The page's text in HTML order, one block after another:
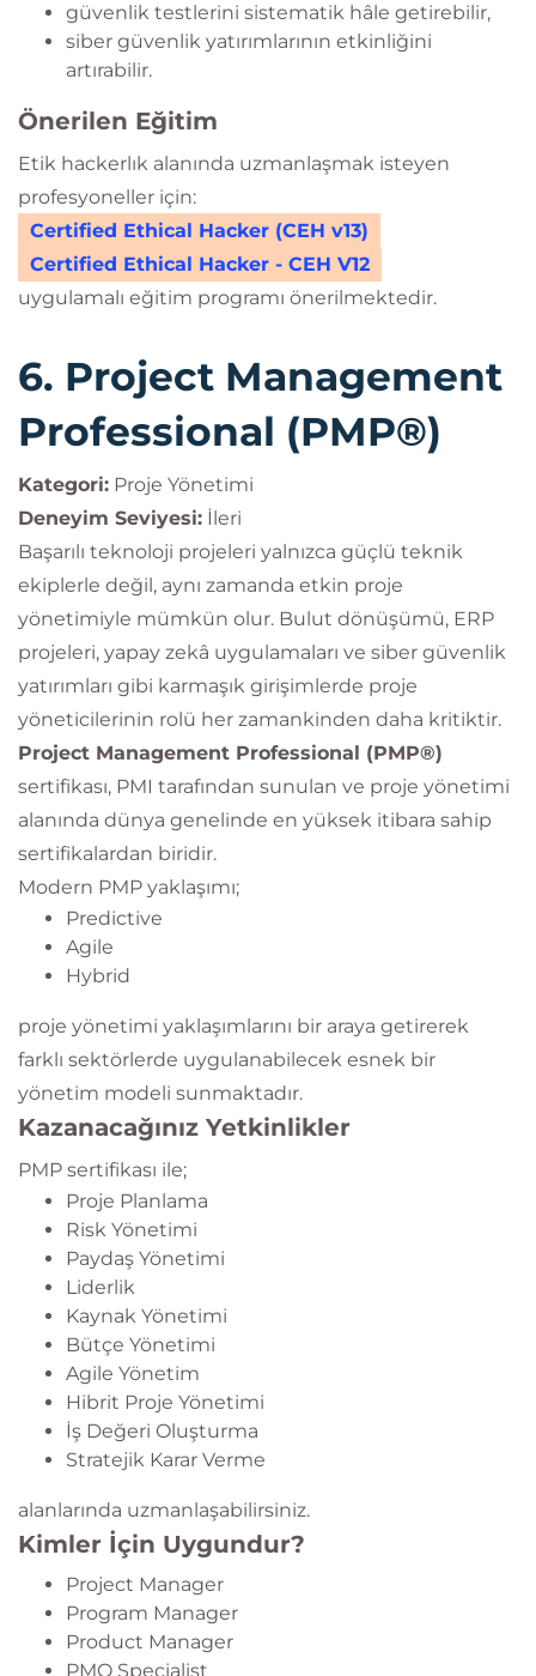
güvenlik testlerini sistematik hâle getirebilir,
siber güvenlik yatırımlarının etkinliğini
artırabilir.
Önerilen Eğitim
Etik hackerlık alanında uzmanlaşmak isteyen
profesyoneller için:
Certified Ethical Hacker (CEH v13)
Certified Ethical Hacker - CEH V12
uygulamalı eğitim programı önerilmektedir.
6. Project Management
Professional (PMP®)
Kategori: Proje Yönetimi
Deneyim Seviyesi: İleri
Başarılı teknoloji projeleri yalnızca güçlü teknik
ekiplerle değil, aynı zamanda etkin proje
yönetimiyle mümkün olur. Bulut dönüşümü, ERP
projeleri, yapay zekâ uygulamaları ve siber güvenlik
yatırımları gibi karmaşık girişimlerde proje
yöneticilerinin rolü her zamankinden daha kritiktir.
Project Management Professional (PMP®)
sertifikası, PMI tarafından sunulan ve proje yönetimi
alanında dünya genelinde en yüksek itibara sahip
sertifikalardan biridir.
Modern PMP yaklaşımı;
Predictive
Agile
Hybrid
proje yönetimi yaklaşımlarını bir araya getirerek
farklı sektörlerde uygulanabilecek esnek bir
yönetim modeli sunmaktadır.
Kazanacağınız Yetkinlikler
PMP sertifikası ile;
Proje Planlama
Risk Yönetimi
Paydaş Yönetimi
Liderlik
Kaynak Yönetimi
Bütçe Yönetimi
Agile Yönetim
Hibrit Proje Yönetimi
İş Değeri Oluşturma
Stratejik Karar Verme
alanlarında uzmanlaşabilirsiniz.
Kimler İçin Uygundur?
Project Manager
Program Manager
Product Manager
PMO Specialist